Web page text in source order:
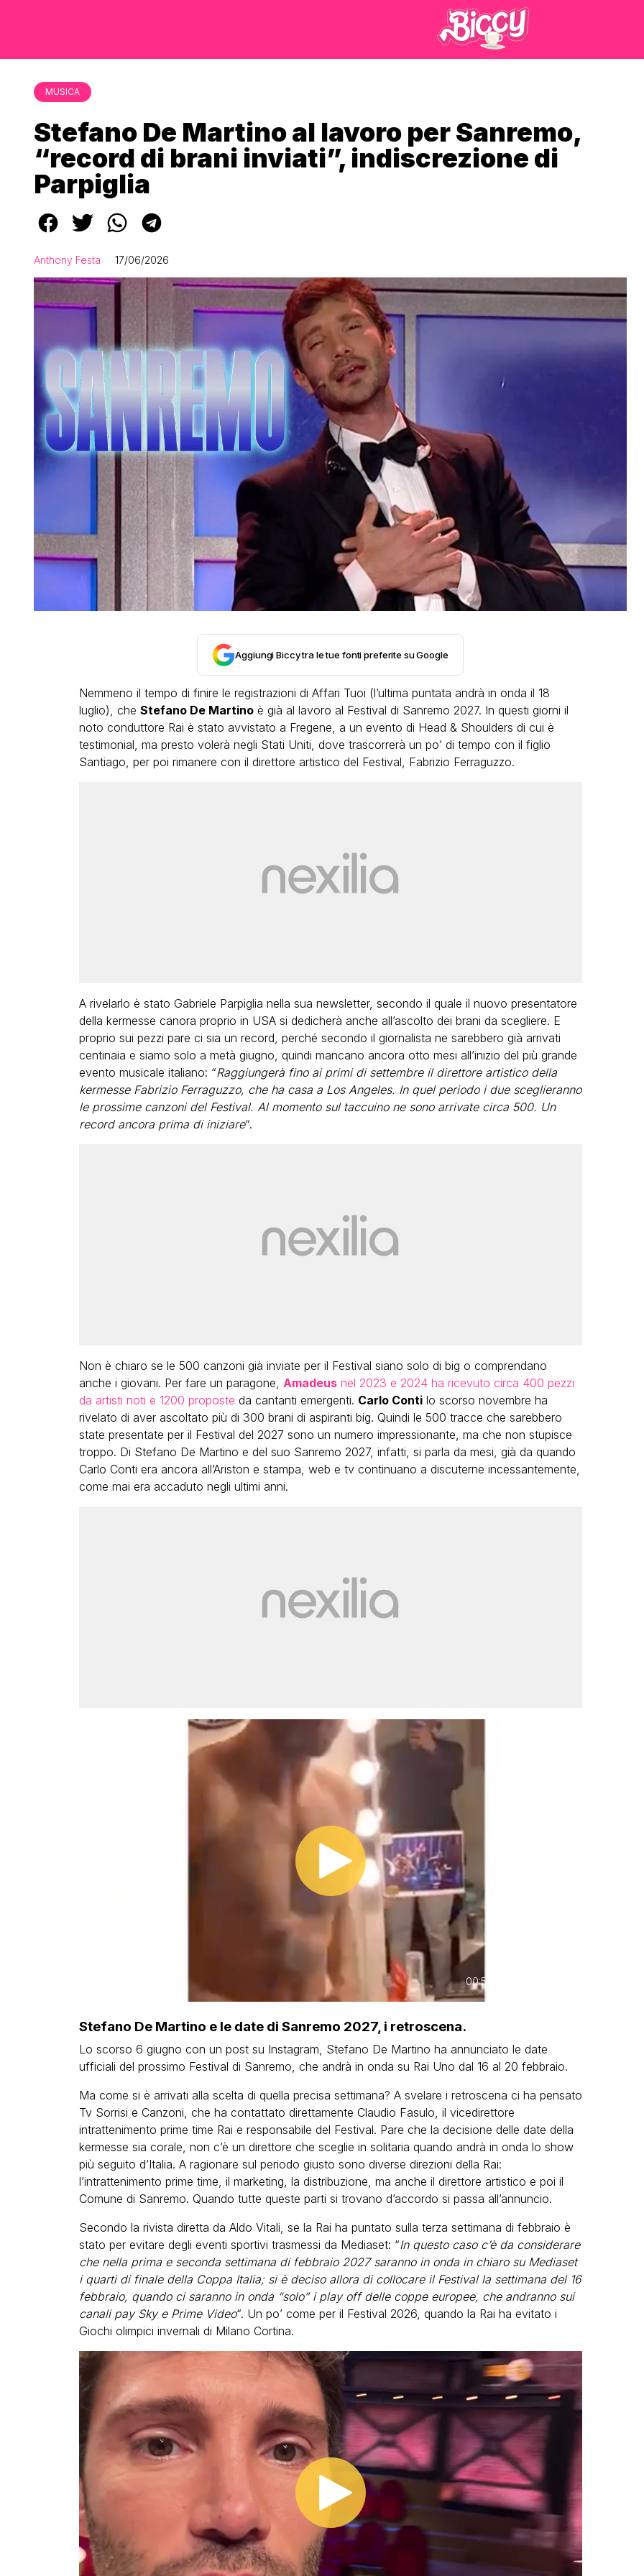
MUSICA
Stefano De Martino al lavoro per Sanremo,
“record di brani inviati”, indiscrezione di
Parpiglia
Anthony Festa 17/06/2026
Aggiungi Biccy tra le tue fonti preferite su Google
Nemmeno il tempo di finire le registrazioni di Affari Tuoi (l’ultima puntata andrà in onda il 18
luglio), che Stefano De Martinoè già al lavoro al Festival di Sanremo 2027. In questi giorni il
noto conduttore Rai è stato avvistato a Fregene, a un evento di Head & Shoulders di cui è
testimonial, ma presto volerà negli Stati Uniti, dove trascorrerà un po’ di tempo con il figlio
Santiago, per poi rimanere con il direttore artistico del Festival, Fabrizio Ferraguzzo.
A rivelarlo è stato Gabriele Parpiglia nella sua newsletter, secondo il quale il nuovo presentatore
della kermesse canora proprio in USA si dedicherà anche all’ascolto dei brani da scegliere. E
proprio sui pezzi pare ci sia un record, perché secondo il giornalista ne sarebbero già arrivati
centinaia e siamo solo a metà giugno, quindi mancano ancora otto mesi all’inizio del più grande
evento musicale italiano: “Raggiungerà fino ai primi di settembre il direttore artistico della
kermesse Fabrizio Ferraguzzo, che ha casa a Los Angeles. In quel periodo i due sceglieranno
le prossime canzoni del Festival. Al momento sul taccuino ne sono arrivate circa 500. Un
record ancora prima di iniziare“.
Non è chiaro se le 500 canzoni già inviate per il Festival siano solo di big o comprendano
anche i giovani. Per fare un paragone, Amadeusnel 2023 e 2024 ha ricevuto circa 400 pezzi
da artisti noti e 1200 proposte da cantanti emergenti. Carlo Contilo scorso novembre ha
rivelato di aver ascoltato più di 300 brani di aspiranti big. Quindi le 500 tracce che sarebbero
state presentate per il Festival del 2027 sono un numero impressionante, ma che non stupisce
troppo. Di Stefano De Martino e del suo Sanremo 2027, infatti, si parla da mesi, già da quando
Carlo Conti era ancora all’Ariston e stampa, web e tv continuano a discuterne incessantemente,
come mai era accaduto negli ultimi anni.
00:55
Stefano De Martino e le date di Sanremo 2027, i retroscena.
Lo scorso 6 giugno con un post su Instagram, Stefano De Martino ha annunciato le date
ufficiali del prossimo Festival di Sanremo, che andrà in onda su Rai Uno dal 16 al 20 febbraio.
Ma come si è arrivati alla scelta di quella precisa settimana? A svelare i retroscena ci ha pensato
Tv Sorrisi e Canzoni, che ha contattato direttamente Claudio Fasulo, il vicedirettore
intrattenimento prime time Rai e responsabile del Festival. Pare che la decisione delle date della
kermesse sia corale, non c’è un direttore che sceglie in solitaria quando andrà in onda lo show
più seguito d’Italia. A ragionare sul periodo giusto sono diverse direzioni della Rai:
l’intrattenimento prime time, il marketing, la distribuzione, ma anche il direttore artistico e poi il
Comune di Sanremo. Quando tutte queste parti si trovano d’accordo si passa all’annuncio.
Secondo la rivista diretta da Aldo Vitali, se la Rai ha puntato sulla terza settimana di febbraio è
stato per evitare degli eventi sportivi trasmessi da Mediaset: “In questo caso c’è da considerare
che nella prima e seconda settimana di febbraio 2027 saranno in onda in chiaro su Mediaset
i quarti di finale della Coppa Italia; si è deciso allora di collocare il Festival la settimana del 16
febbraio, quando ci saranno in onda “solo” i play off delle coppe europee, che andranno sui
canali pay Sky e Prime Video“. Un po’ come per il Festival 2026, quando la Rai ha evitato i
Giochi olimpici invernali di Milano Cortina.
LGBT
FABIANO MINACCI
VIRAL